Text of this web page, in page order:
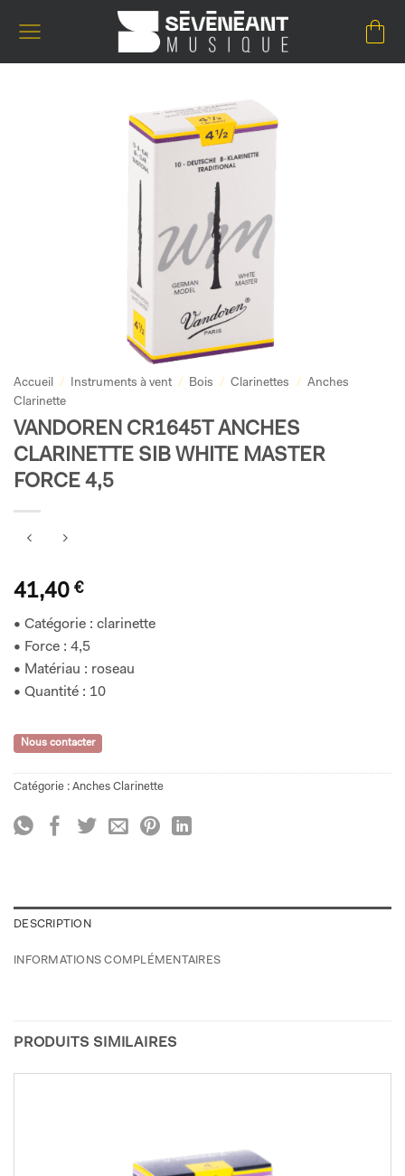
Accueil / Instruments à vent / Bois / Clarinettes / Anches
Clarinette
VANDOREN CR1645T ANCHES
CLARINETTE SIB WHITE MASTER
FORCE 4,5
41,40 €
• Catégorie : clarinette
• Force : 4,5
• Matériau : roseau
• Quantité : 10
Nous contacter
Catégorie : Anches Clarinette
DESCRIPTION
INFORMATIONS COMPLÉMENTAIRES
PRODUITS SIMILAIRES